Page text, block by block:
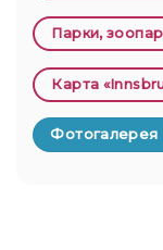
Парки,
Карта
Фотогалерея